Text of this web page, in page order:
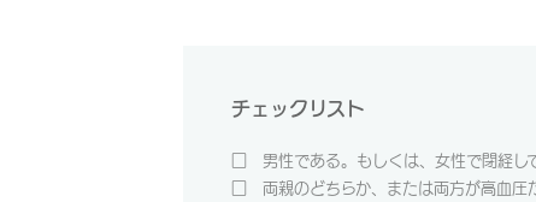
チェックリスト
□ 男性である。もしくは、女性で閉経し
□ 両親のどちらか、または両方が高血圧